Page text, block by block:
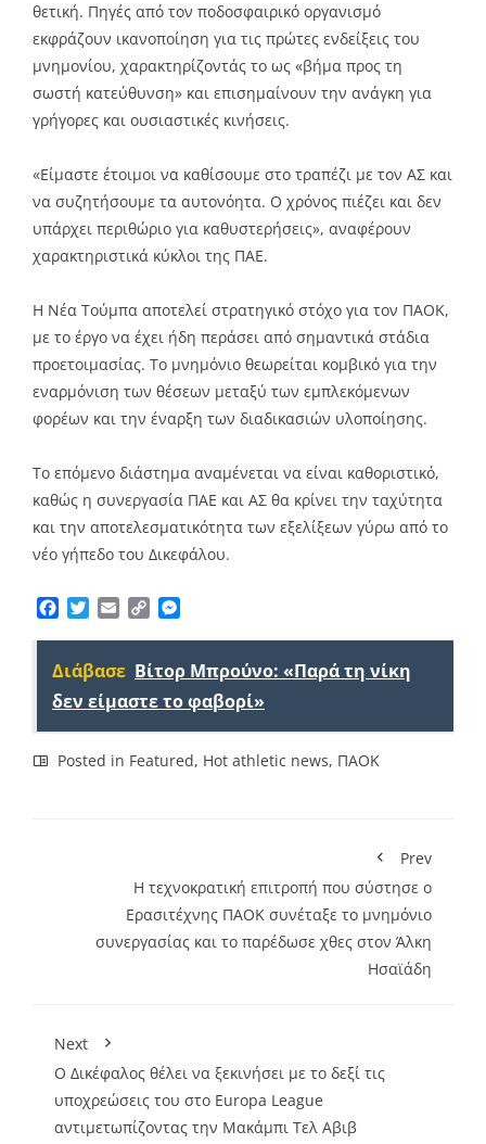
θετική. Πηγές από τον ποδοσφαιρικό οργανισμό
εκφράζουν ικανοποίηση για τις πρώτες ενδείξεις του
μνημονίου, χαρακτηρίζοντάς το ως «βήμα προς τη
σωστή κατεύθυνση» και επισημαίνουν την ανάγκη για
γρήγορες και ουσιαστικές κινήσεις.
«Είμαστε έτοιμοι να καθίσουμε στο τραπέζι με τον ΑΣ και
να συζητήσουμε τα αυτονόητα. Ο χρόνος πιέζει και δεν
υπάρχει περιθώριο για καθυστερήσεις», αναφέρουν
χαρακτηριστικά κύκλοι της ΠΑΕ.
Η Νέα Τούμπα αποτελεί στρατηγικό στόχο για τον ΠΑΟΚ,
με το έργο να έχει ήδη περάσει από σημαντικά στάδια
προετοιμασίας. Το μνημόνιο θεωρείται κομβικό για την
εναρμόνιση των θέσεων μεταξύ των εμπλεκόμενων
φορέων και την έναρξη των διαδικασιών υλοποίησης.
Το επόμενο διάστημα αναμένεται να είναι καθοριστικό,
καθώς η συνεργασία ΠΑΕ και ΑΣ θα κρίνει την ταχύτητα
και την αποτελεσματικότητα των εξελίξεων γύρω από το
νέο γήπεδο του Δικεφάλου.
Facebook
TwitterEmailCopy
Διάβασε Βίτορ Μπρούνο: «Παρά τη νίκη
δεν είμαστε το φαβορί»
Posted in Featured, Hot athletic news, ΠΑΟΚ
Prev
Η τεχνοκρατική επιτροπή που σύστησε ο
Ερασιτέχνης ΠΑΟΚ συνέταξε το μνημόνιο
συνεργασίας και το παρέδωσε χθες στον Άλκη
Ησαϊάδη
Next
Ο Δικέφαλος θέλει να ξεκινήσει με το δεξί τις
υποχρεώσεις του στο Europa League
αντιμετωπίζοντας την Μακάμπι Τελ Αβιβ